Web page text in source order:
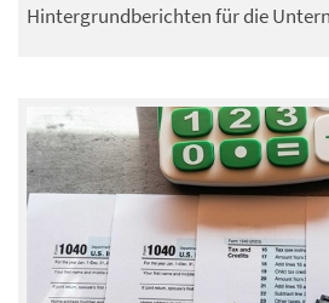
Hintergrundberichten für die